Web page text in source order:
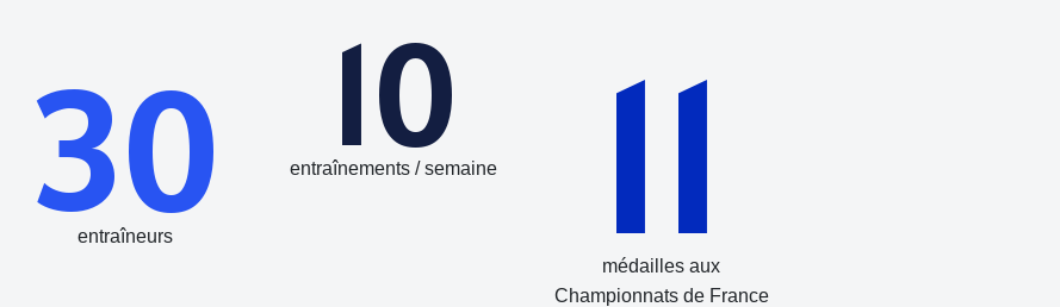
30
entraîneurs
10
entraînements / semaine 11
médailles aux
Championnats de France